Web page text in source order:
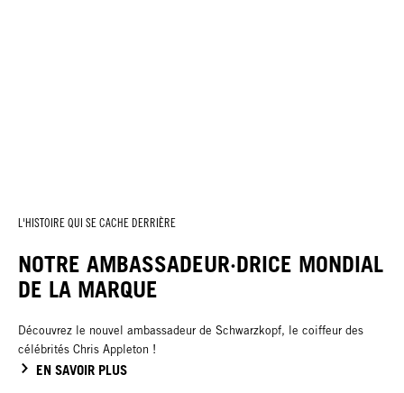
L'HISTOIRE QUI SE CACHE DERRIÈRE
NOTRE AMBASSADEUR·DRICE MONDIAL
DE LA MARQUE
Découvrez le nouvel ambassadeur de Schwarzkopf, le coiffeur des
célébrités Chris Appleton !
EN SAVOIR PLUS